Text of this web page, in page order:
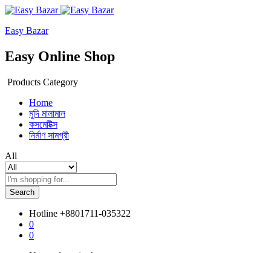
Easy Bazar
Easy Online Shop
Products Category
Home
মুদি মালামাল
কসমেটিক্স
নির্মাণ সামগ্রী
All
Search
Hotline +8801711-035322
0
0